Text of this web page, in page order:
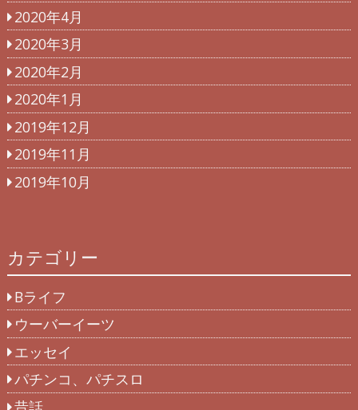
2020年4月
2020年3月
2020年2月
2020年1月
2019年12月
2019年11月
2019年10月
カテゴリー
Bライフ
ウーバーイーツ
エッセイ
パチンコ、パチスロ